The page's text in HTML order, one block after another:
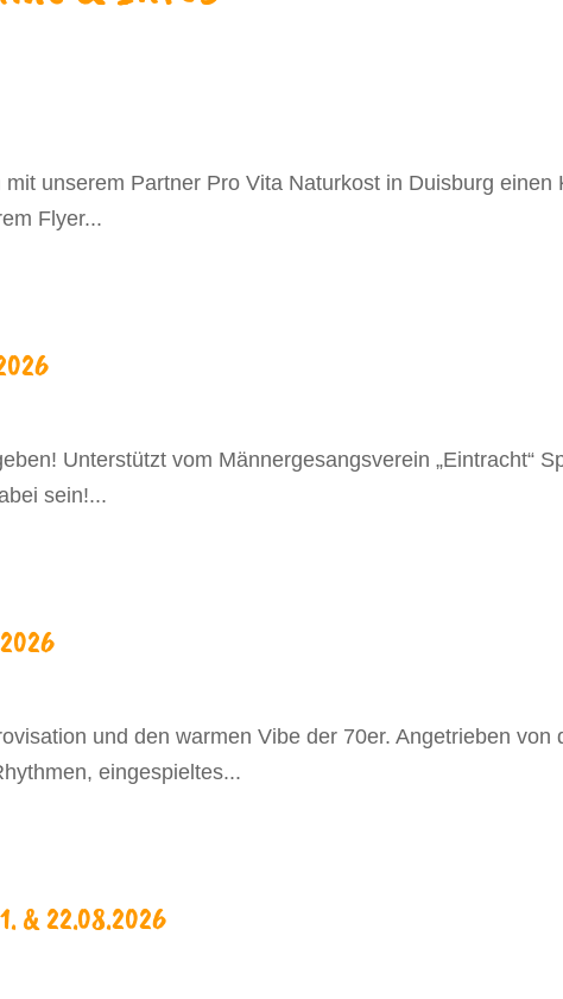
unserem Partner Pro Vita Naturkost in Duisburg einen
Flyer...
Unterstützt vom Männergesangsverein „Eintracht“
sein!...
und den warmen Vibe der 70er. Angetrieben von
eingespieltes...
& 22.08.2026